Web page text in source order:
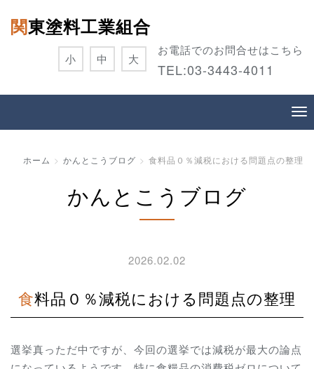
関東塗料工業組合
お電話でのお問合せはこちら
TEL:03-3443-4011
小 中 大
ホーム かんとこうブログ 食料品０％減税における問題点の整理
かんとこうブログ
2026.02.02
食料品０％減税における問題点の整理
選挙真っただ中ですが、今回の選挙では減税が最大の論点